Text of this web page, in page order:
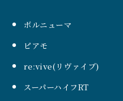
ボルニューマ
ピアモ
re:vive(リヴァイブ)
スーパーハイフRT